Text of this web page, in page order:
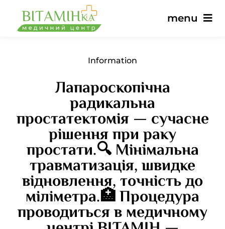
content
menu
Main
Services
Doctors
Prices
Reviews
News
Information
Лапароскопічна
радикальна
простатектомія — сучасне
рішення при раку
простати.🔍 Мінімальна
травматизація, швидке
відновлення, точність до
міліметра.🏥 Процедура
проводиться в медичному